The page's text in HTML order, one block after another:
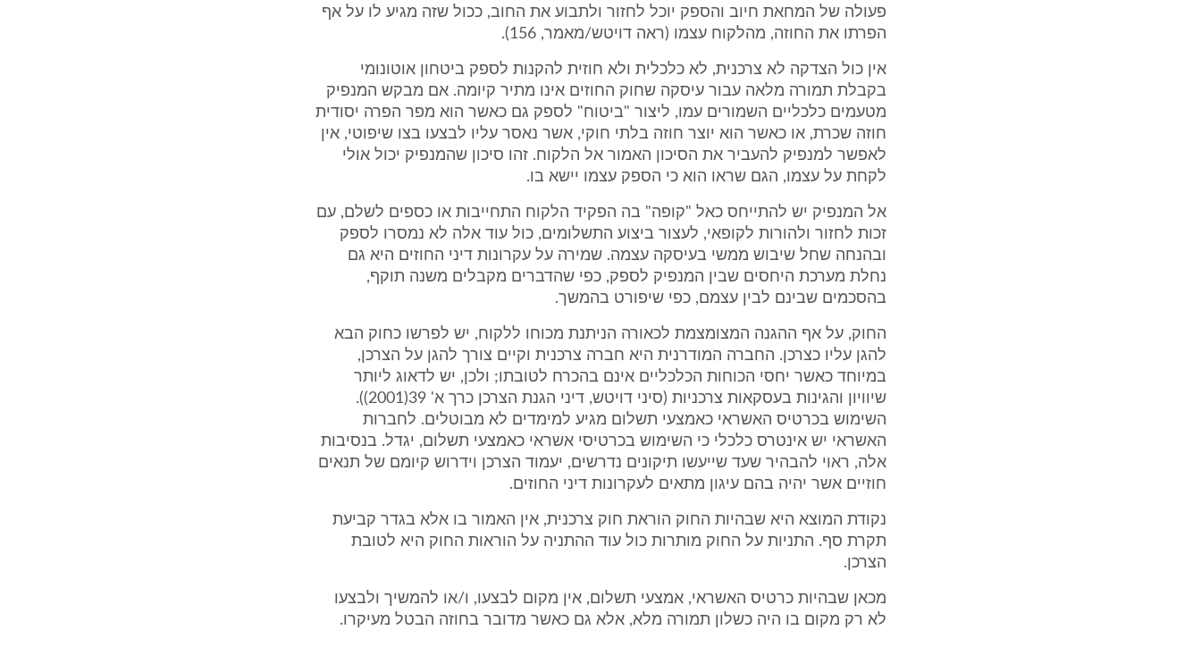
פעולה של המחאת חיוב והספק יוכל לחזור ולתבוע את החוב, ככול שזה מגיע לו על אף
הפרתו את החוזה, מהלקוח עצמו (ראה דויטש/מאמר, 156).
אין כול הצדקה לא צרכנית, לא כלכלית ולא חוזית להקנות לספק ביטחון אוטונומי
בקבלת תמורה מלאה עבור עיסקה שחוק החוזים אינו מתיר קיומה. אם מבקש המנפיק
מטעמים כלכליים השמורים עמו, ליצור "ביטוח" לספק גם כאשר הוא מפר הפרה יסודית
חוזה שכרת, או כאשר הוא יוצר חוזה בלתי חוקי, אשר נאסר עליו לבצעו בצו שיפוטי, אין
לאפשר למנפיק להעביר את הסיכון האמור אל הלקוח. זהו סיכון שהמנפיק יכול אולי
לקחת על עצמו, הגם שראו הוא כי הספק עצמו יישא בו.
אל המנפיק יש להתייחס כאל "קופה" בה הפקיד הלקוח התחייבות או כספים לשלם, עם
זכות לחזור ולהורות לקופאי, לעצור ביצוע התשלומים, כול עוד אלה לא נמסרו לספק
ובהנחה שחל שיבוש ממשי בעיסקה עצמה. שמירה על עקרונות דיני החוזים היא גם
נחלת מערכת היחסים שבין המנפיק לספק, כפי שהדברים מקבלים משנה תוקף,
בהסכמים שבינם לבין עצמם, כפי שיפורט בהמשך.
החוק, על אף ההגנה המצומצמת לכאורה הניתנת מכוחו ללקוח, יש לפרשו כחוק הבא
להגן עליו כצרכן. החברה המודרנית היא חברה צרכנית וקיים צורך להגן על הצרכן,
במיוחד כאשר יחסי הכוחות הכלכליים אינם בהכרח לטובתו; ולכן, יש לדאוג ליותר
שיוויון והגינות בעסקאות צרכניות (סיני דויטש, דיני הגנת הצרכן כרך א' 39(2001)).
השימוש בכרטיס האשראי כאמצעי תשלום מגיע למימדים לא מבוטלים. לחברות
האשראי יש אינטרס כלכלי כי השימוש בכרטיסי אשראי כאמצעי תשלום, יגדל. בנסיבות
אלה, ראוי להבהיר שעד שייעשו תיקונים נדרשים, יעמוד הצרכן וידרוש קיומם של תנאים
חוזיים אשר יהיה בהם עיגון מתאים לעקרונות דיני החוזים.
נקודת המוצא היא שבהיות החוק הוראת חוק צרכנית, אין האמור בו אלא בגדר קביעת
תקרת סף. התניות על החוק מותרות כול עוד ההתניה על הוראות החוק היא לטובת
הצרכן.
מכאן שבהיות כרטיס האשראי, אמצעי תשלום, אין מקום לבצעו, ו/או להמשיך ולבצעו
לא רק מקום בו היה כשלון תמורה מלא, אלא גם כאשר מדובר בחוזה הבטל מעיקרו.